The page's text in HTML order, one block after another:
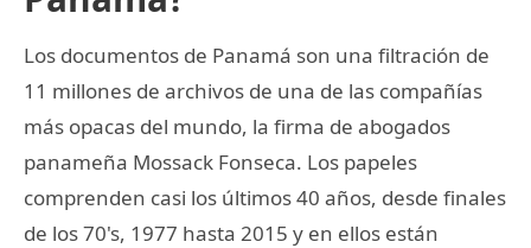
Los documentos de Panamá son una filtración de
11 millones de archivos de una de las compañías
más opacas del mundo, la firma de abogados
panameña Mossack Fonseca. Los papeles
comprenden casi los últimos 40 años, desde finales
de los 70's, 1977 hasta 2015 y en ellos están